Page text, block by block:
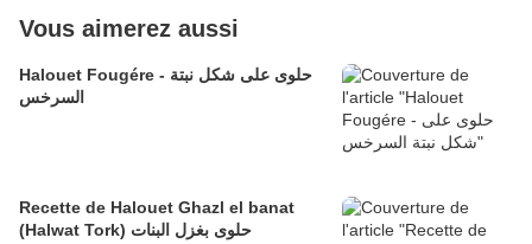
Vous aimerez aussi
Halouet Fougére - حلوى على شكل نبتة
السرخس
Recette de Halouet Ghazl el banat
(Halwat Tork) حلوى بغزل البنات